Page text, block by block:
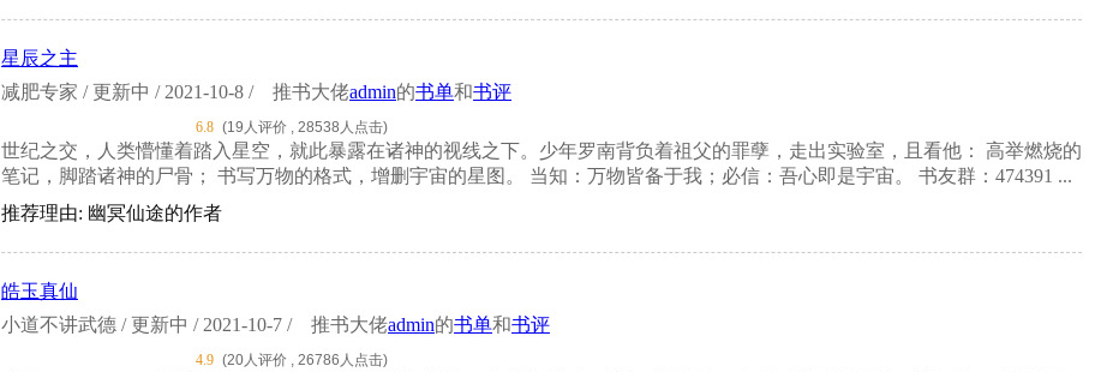
星辰之主
减肥专家 / 更新中 / 2021-10-8 /
推书大佬admin的书单和书评
6.8 (19人评价 , 28538人点击)
世纪之交，人类懵懂着踏入星空，就此暴露在诸神的视线之下。少年罗南背负着祖父的罪孽，走出实验室，且看他： 高举燃烧的
笔记，脚踏诸神的尸骨； 书写万物的格式，增删宇宙的星图。 当知：万物皆备于我；必信：吾心即是宇宙。 书友群：474391 ...
推荐理由: 幽冥仙途的作者
皓玉真仙
小道不讲武德 / 更新中 / 2021-10-7 /
推书大佬admin的书单和书评
4.9 (20人评价 , 26786人点击)